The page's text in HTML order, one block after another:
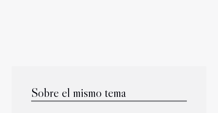
Sobre el mismo tema